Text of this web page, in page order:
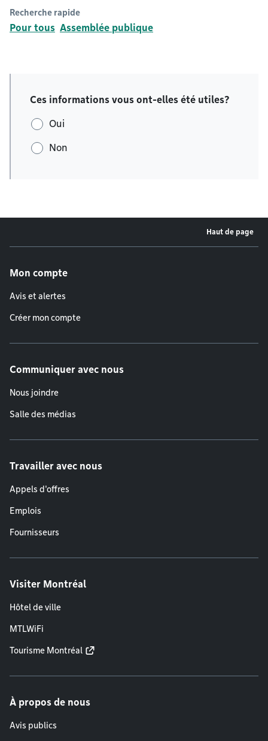
Recherche rapide
Pour tous Assemblée publique
Ces informations vous ont-elles été utiles?
Oui
Non
Haut de page
Mon compte
Avis et alertes
Créer mon compte
Communiquer avec nous
Nous joindre
Salle des médias
Travailler avec nous
Appels d'offres
Emplois
Fournisseurs
Visiter Montréal
Hôtel de ville
MTLWiFi
Tourisme Montréal
À propos de nous
Avis publics